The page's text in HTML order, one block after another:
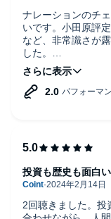
2011年の東日本大震
る。 250万円から始
増加している。ホー
して利益を上げる投
れ、ブログランキン
ても知られ、国内47
外30カ国の訪問を果
©Kazusanosuke
ナレーションのチ
いです。小田原評
など、非常識さが
した。
本作に限ったこと
うな読みをなくして
2回聴きました。投
投資も歴史も面白い